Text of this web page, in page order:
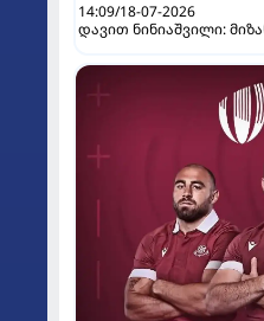
14:09/18-07-2026
დავით ნინიაშვილი: